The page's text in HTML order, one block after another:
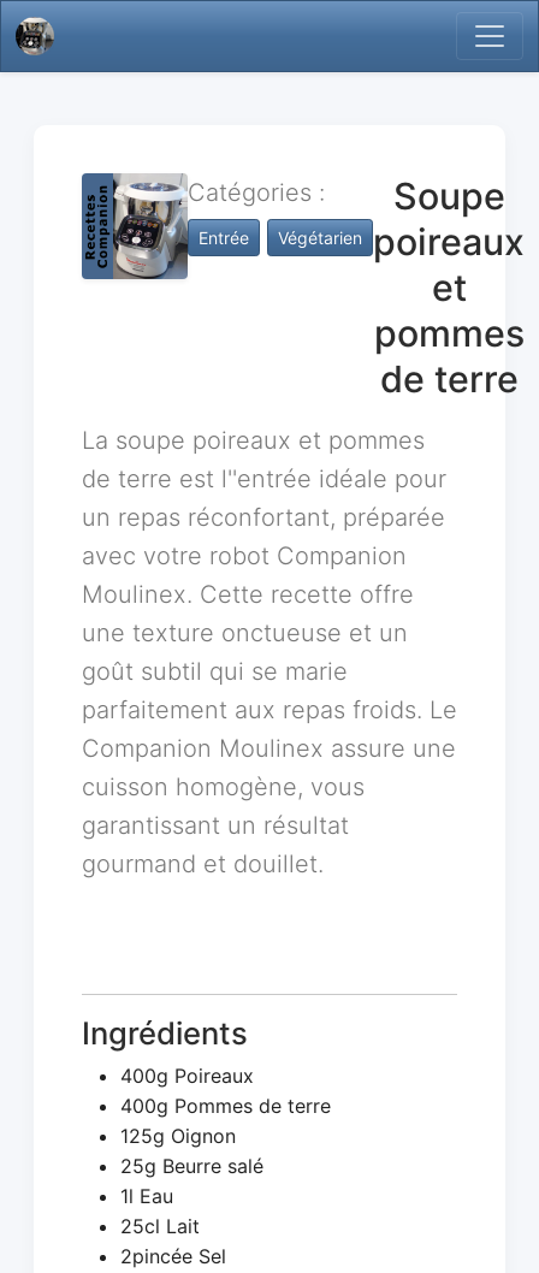
Catégories :
Entrée Végétarien
Soupe
poireaux
et
pommes
de terre
La soupe poireaux et pommes
de terre est l''entrée idéale pour
un repas réconfortant, préparée
avec votre robot Companion
Moulinex. Cette recette offre
une texture onctueuse et un
goût subtil qui se marie
parfaitement aux repas froids. Le
Companion Moulinex assure une
cuisson homogène, vous
garantissant un résultat
gourmand et douillet.
Ingrédients
400g Poireaux
400g Pommes de terre
125g Oignon
25g Beurre salé
1l Eau
25cl Lait
2pincée Sel